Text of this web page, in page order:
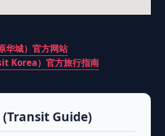
华城）官方网站
Korea）官方旅行指南
Guide)